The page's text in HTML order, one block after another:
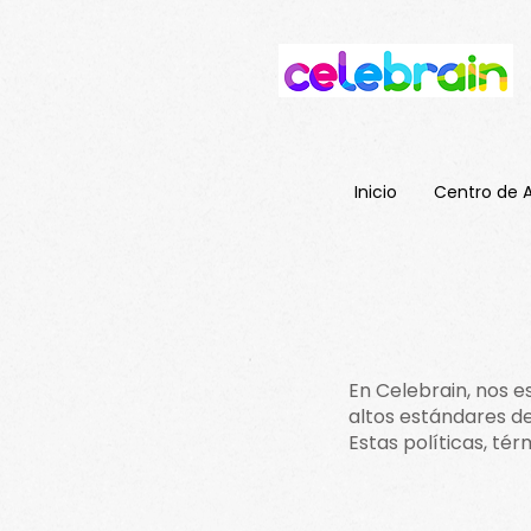
Inicio Centro de
En Celebrain, nos
altos estándares
Estas políticas,